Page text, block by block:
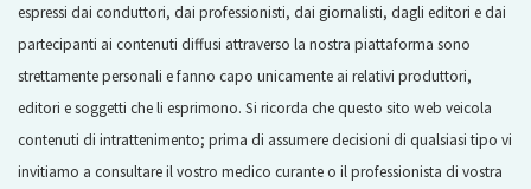
espressi dai conduttori, dai professionisti, dai giornalisti, dagli editori e dai
partecipanti ai contenuti diffusi attraverso la nostra piattaforma sono
strettamente personali e fanno capo unicamente ai relativi produttori,
editori e soggetti che li esprimono. Si ricorda che questo sito web veicola
contenuti di intrattenimento; prima di assumere decisioni di qualsiasi tipo vi
invitiamo a consultare il vostro medico curante o il professionista di vostra